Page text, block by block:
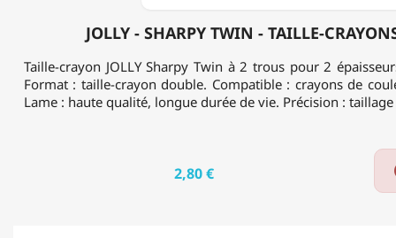
JOLLY - SHARPY TWIN - TAILLE-
Taille-crayon JOLLY Sharpy Twin à 2 trous pour 2
Format : taille-crayon double. Compatible : crayons de
Lame : haute qualité, longue durée de vie. Précision :
2,80 €